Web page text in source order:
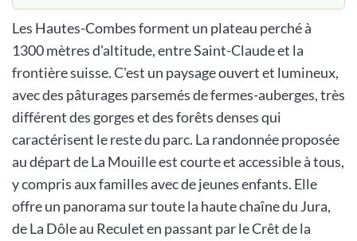
Les Hautes-Combes forment un plateau perché à
1300 mètres d'altitude, entre Saint-Claude et la
frontière suisse. C'est un paysage ouvert et lumineux,
avec des pâturages parsemés de fermes-auberges, très
différent des gorges et des forêts denses qui
caractérisent le reste du parc. La randonnée proposée
au départ de La Mouille est courte et accessible à tous,
y compris aux familles avec de jeunes enfants. Elle
offre un panorama sur toute la haute chaîne du Jura,
de La Dôle au Reculet en passant par le Crêt de la